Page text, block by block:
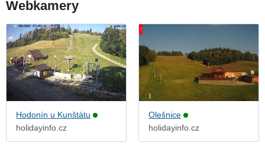
Webkamery
Hodonín u Kunštátu
holidayinfo.cz
Olešnice
holidayinfo.cz